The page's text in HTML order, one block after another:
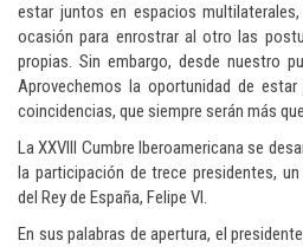
estar juntos en espacios
ocasión para enrostrar al otro las
propias. Sin embargo, desde nuestro
Aprovechemos la oportunidad de
coincidencias, que siempre serán más
La XXVIII Cumbre Iberoamericana se
la participación de trece presidentes,
del Rey de España, Felipe VI.
En sus palabras de apertura, el